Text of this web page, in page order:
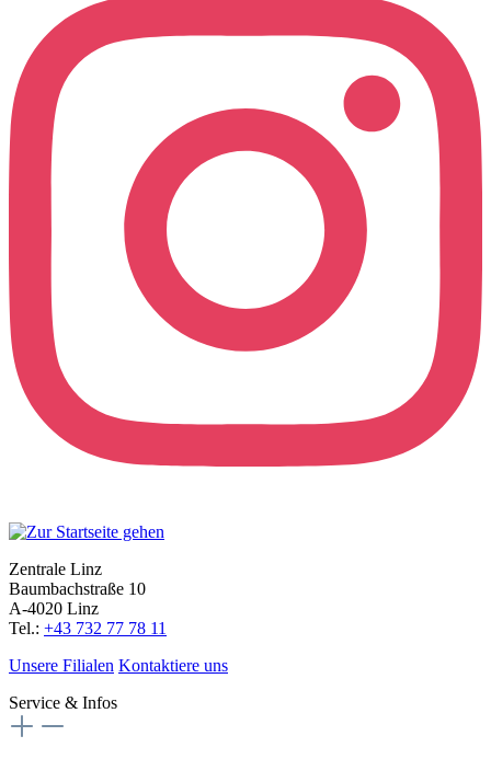
Zentrale Linz
Baumbachstraße 10
A-4020 Linz
Tel.: +43 732 77 78 11
Unsere Filialen Kontaktiere uns
Service & Infos